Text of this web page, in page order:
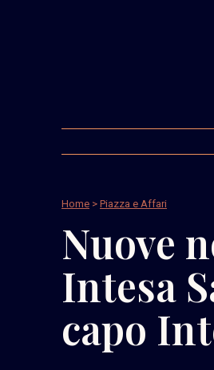
Home > Piazza e Affari
Nuove
Intesa
capo